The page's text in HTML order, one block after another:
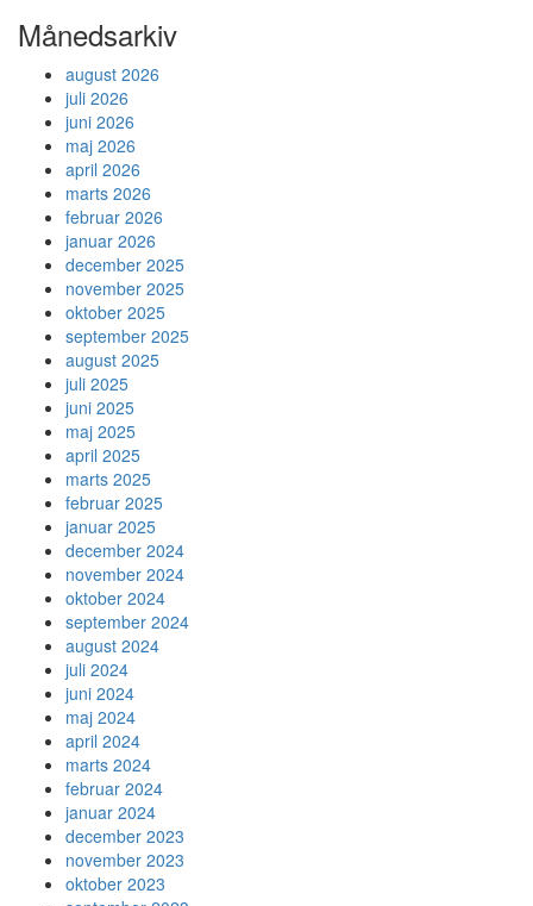
Månedsarkiv
august 2026
juli 2026
juni 2026
maj 2026
april 2026
marts 2026
februar 2026
januar 2026
december 2025
november 2025
oktober 2025
september 2025
august 2025
juli 2025
juni 2025
maj 2025
april 2025
marts 2025
februar 2025
januar 2025
december 2024
november 2024
oktober 2024
september 2024
august 2024
juli 2024
juni 2024
maj 2024
april 2024
marts 2024
februar 2024
januar 2024
december 2023
november 2023
oktober 2023